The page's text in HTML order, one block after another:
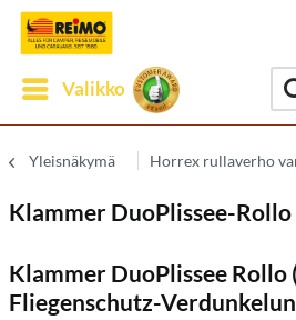
Valikko
Yleisnäkymä Horrex rullaverho
Klammer DuoPlissee-Rollo
Klammer DuoPlissee Rollo
Fliegenschutz-